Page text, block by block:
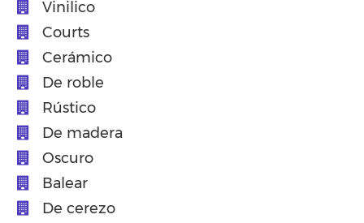
Vinilico
Courts
Cerámico
De roble
Rústico
De madera
Oscuro
Balear
De cerezo